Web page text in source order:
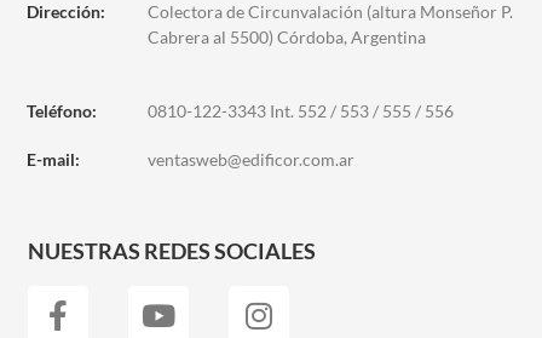
Dirección:
Colectora de Circunvalación (altura Monseñor P.
Cabrera al 5500) Córdoba, Argentina
Teléfono: 0810-122-3343 Int. 552 / 553 / 555 / 556
E-mail: ventasweb@edificor.com.ar
NUESTRAS REDES SOCIALES